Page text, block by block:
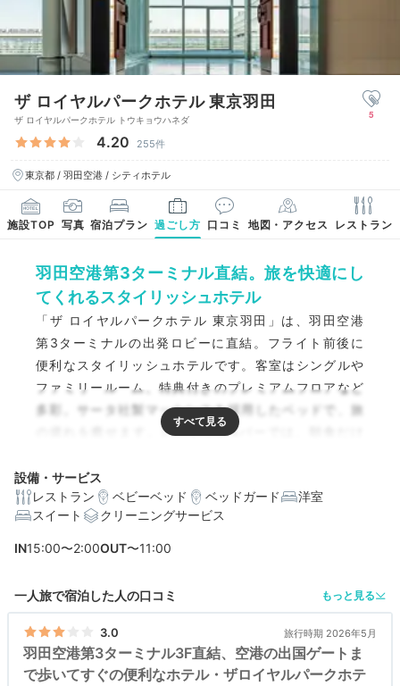
ザ ロイヤルパークホテル 東京羽田
ザ ロイヤルパークホテル トウキョウハネダ
4.20 255件
東京都 / 羽田空港 / シティホテル
5
施設TOP 写真 宿泊プラン 過ごし方 口コミ 地図・アクセス レストラン
羽田空港第3ターミナル直結。旅を快適にし
てくれるスタイリッシュホテル
「ザ ロイヤルパークホテル 東京羽田」は、羽田空港
第3ターミナルの出発ロビーに直結。フライト前後に
便利なスタイリッシュホテルです。客室はシングルや
ファミリールーム、特典付きのプレミアムフロアなど
多彩。サータ社製マットレスを採用したベッドで、旅
の疲れを癒せます。レストラン&バーでは、朝食だけ
と時を楽しめますよ。
ワンランク上の寛ぎを。様々な特典付きのプレミアムフ
ロア客室
設備・サービス
レストラン
ベビーベッド ベッドガード
洋室
スイート
クリーニングサービス
IN15:00〜2:00OUT〜11:00
一人旅で宿泊した人の口コミ もっと見る
3.0 旅行時期 2026年5月
羽田空港第3ターミナル3F直結、空港の出国ゲートま
で歩いてすぐの便利なホテル・ザロイヤルパークホテ